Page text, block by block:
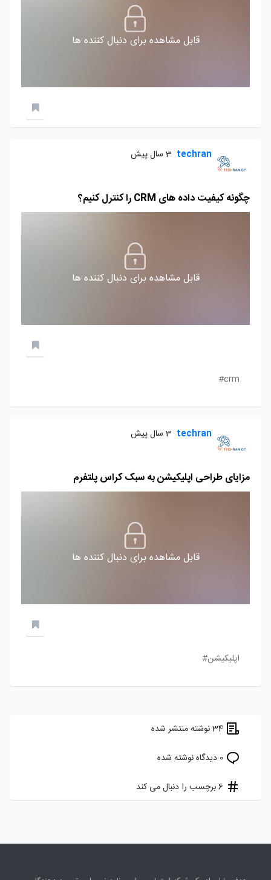
قابل مشاهده برای دنبال کننده ها
techran 3 سال پیش
چگونه کیفیت داده های CRM را کنترل کنیم؟
قابل مشاهده برای دنبال کننده ها
crm#
techran 3 سال پیش
مزایای طراحی اپلیکیشن به سبک کراس پلتفرم
قابل مشاهده برای دنبال کننده ها
اپلیکیشن#